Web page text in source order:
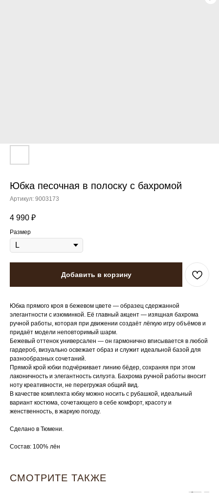
Юбка песочная в полоску с бахромой
Артикул: 9003173
4 990 ₽
Размер
Добавить в корзину
Юбка прямого кроя в бежевом цвете — образец сдержанной
элегантности с изюминкой. Её главный акцент — изящная бахрома
ручной работы, которая при движении создаёт лёгкую игру объёмов и
придаёт модели неповторимый шарм.
Бежевый оттенок универсален — он гармонично вписывается в любой
гардероб, визуально освежает образ и служит идеальной базой для
разнообразных сочетаний.
Прямой крой юбки подчёркивает линию бёдер, сохраняя при этом
лаконичность и элегантность силуэта. Бахрома ручной работы вносит
ноту креативности, не перегружая общий вид.
В качестве комплекта юбку можно носить с рубашкой, идеальный
вариант костюма, сочетающего в себе комфорт, красоту и
женственность, в жаркую погоду.
Сделано в Тюмени.
Состав: 100% лён
СМОТРИТЕ ТАКЖЕ